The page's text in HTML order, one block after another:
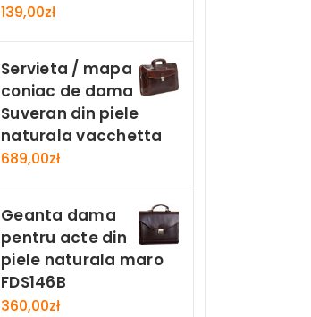
139,00zł
Servieta / mapa
coniac de dama
Suveran din piele
naturala vacchetta
689,00zł
Geanta dama
pentru acte din
piele naturala maro
FDS146B
360,00zł